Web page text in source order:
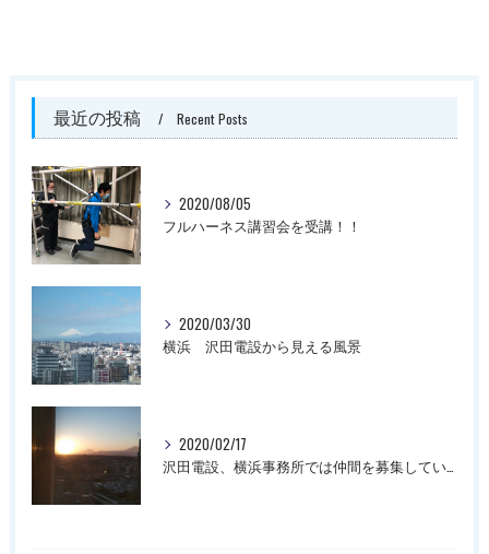
最近の投稿 Recent Posts
2020/08/05
フルハーネス講習会を受講！！
2020/03/30
横浜 沢田電設から見える風景
2020/02/17
沢田電設、横浜事務所では仲間を募集しています。